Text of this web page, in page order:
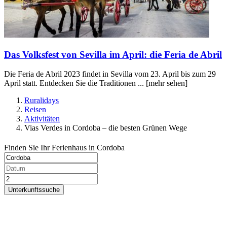
Das Volksfest von Sevilla im April: die Feria de Abril
Die Feria de Abril 2023 findet in Sevilla vom 23. April bis zum 29
April statt. Entdecken Sie die Traditionen ... [mehr sehen]
Ruralidays
Reisen
Aktivitäten
Vias Verdes in Cordoba – die besten Grünen Wege
Finden Sie Ihr Ferienhaus in Cordoba
Unterkunftssuche